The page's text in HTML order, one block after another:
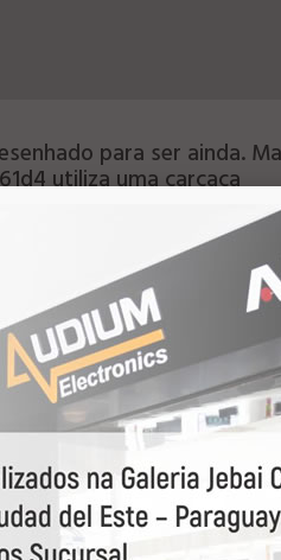
para ser ainda.
utiliza uma carcaça
de competição spl, para
força motriz para o cone,
de som, criando graves.
reprojetaram a centragem
e ricos. Agora a
cone do alto-falante
a minimizar a vibração
reprodução sonora E